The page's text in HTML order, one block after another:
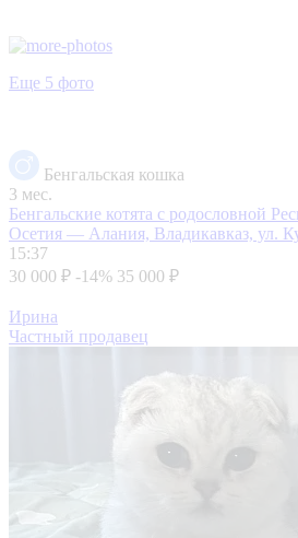
Еще 5 фото
Бенгальская кошка
3 мес.
Бенгальские котята с родословной
Осетия — Алания, Владикавказ, ул.
15:37
30 000 ₽ -14% 35 000 ₽
Ирина
Частный продавец